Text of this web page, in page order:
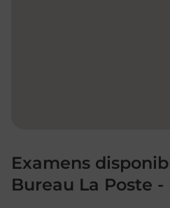
Examens
Bureau La Poste -